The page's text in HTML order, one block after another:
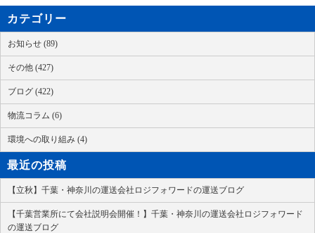
カテゴリー
お知らせ (89)
その他 (427)
ブログ (422)
物流コラム (6)
環境への取り組み (4)
最近の投稿
【立秋】千葉・神奈川の運送会社ロジフォワードの運送ブログ
【千葉営業所にて会社説明会開催！】千葉・神奈川の運送会社ロジフォワード
の運送ブログ